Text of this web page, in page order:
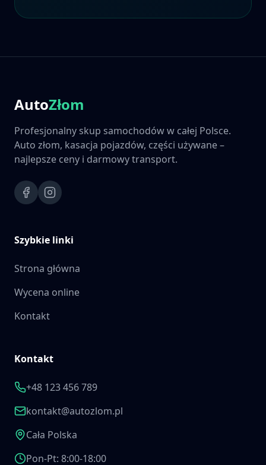
AutoZłom
Profesjonalny skup samochodów w całej Polsce.
Auto złom, kasacja pojazdów, części używane –
najlepsze ceny i darmowy transport.
Szybkie linki
Strona główna
Wycena online
Kontakt
Kontakt
+48 123 456 789
kontakt@autozlom.pl
Cała Polska
Pon-Pt: 8:00-18:00